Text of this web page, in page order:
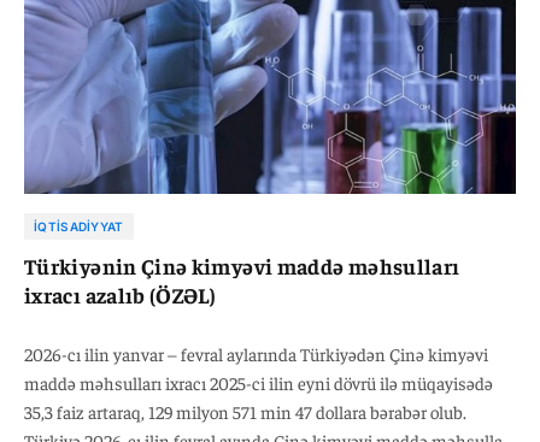
İQTISADIYYAT
Türkiyənin Çinə kimyəvi maddə məhsulları
ixracı azalıb (ÖZƏL)
2026-cı ilin yanvar – fevral aylarında Türkiyədən Çinə kimyəvi
maddə məhsulları ixracı 2025-ci ilin eyni dövrü ilə müqayisədə
35,3 faiz artaraq, 129 milyon 571 min 47 dollara bərabər olub.